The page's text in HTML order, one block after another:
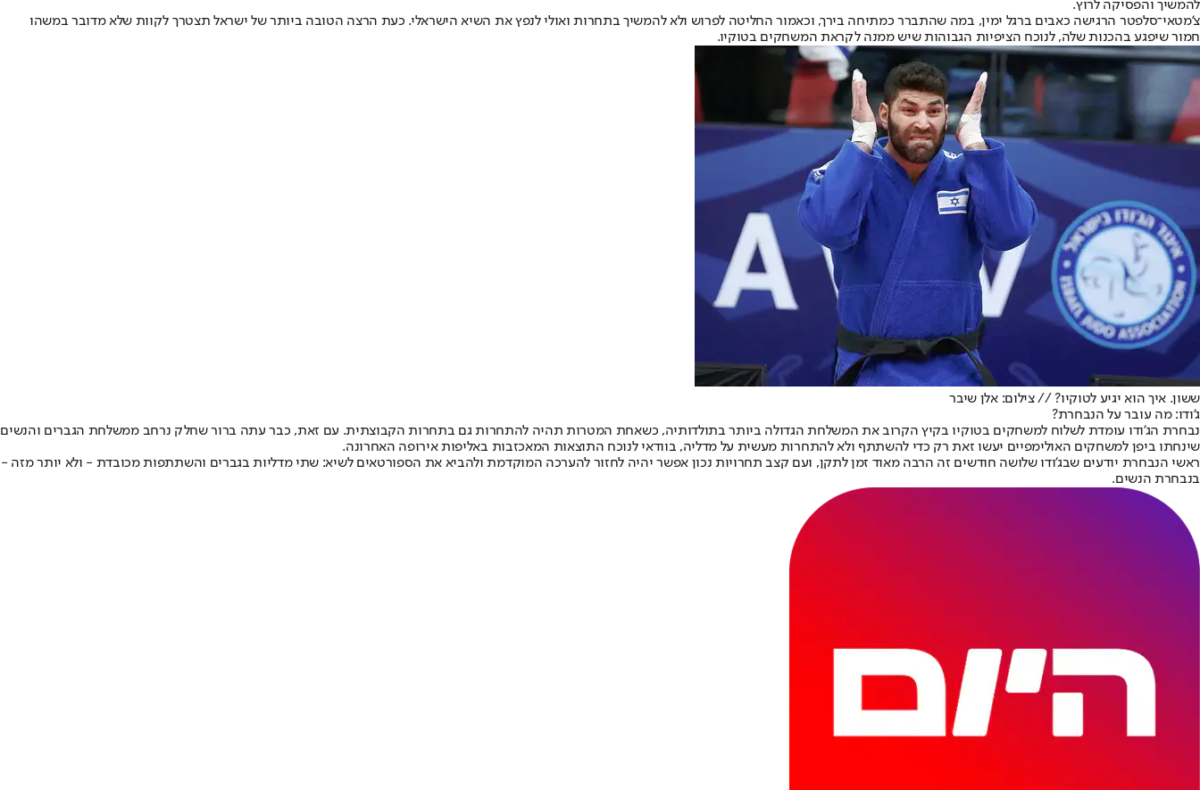
להמשיך והפסיקה לרוץ.
צ'מטאי־סלפטר הרגישה כאבים ברגל ימין, במה שהתברר כמתיחה בירך, וכאמור החליטה לפרוש ולא להמשיך בתחרות ואולי לנפץ את השיא הישראלי. כעת הרצה הטובה ביותר של ישראל תצטרך לקוות שלא מדובר במשהו
חמור שיפגע בהכנות שלה, לנוכח הציפיות הגבוהות שיש ממנה לקראת המשחקים בטוקיו.
ששון. איך הוא יגיע לטוקיו? // צילום: אלן שיבר
ג'ודו: מה עובר על הנבחרת?
נבחרת הג'ודו עומדת לשלוח למשחקים בטוקיו בקיץ הקרוב את המשלחת הגדולה ביותר בתולדותיה, כשאחת המטרות תהיה להתחרות גם בתחרות הקבוצתית. עם זאת, כבר עתה ברור שחלק נרחב ממשלחת הגברים והנשים
שינחתו ביפן למשחקים האולימפיים יעשו זאת רק כדי להשתתף ולא להתחרות מעשית על מדליה, בוודאי לנוכח התוצאות המאכזבות באליפות אירופה האחרונה.
ראשי הנבחרת יודעים שבג'ודו שלושה חודשים זה הרבה מאוד זמן לתקן, ועם קצב תחרויות נכון אפשר יהיה לחזור להערכה המוקדמת ולהביא את הספורטאים לשיא: שתי מדליות בגברים והשתתפות מכובדת - ולא יותר מזה -
בנבחרת הנשים.